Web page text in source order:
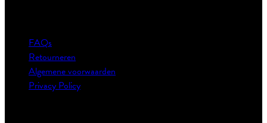
FAQs
Retourneren
Algemene voorwaarden
Privacy Policy